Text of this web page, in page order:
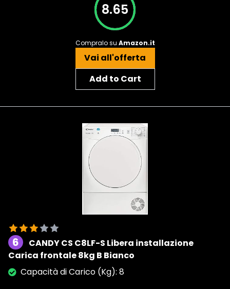
8.65
Compralo su Amazon.it
Vai all'offerta
Add to Cart
6
CANDY CS C8LF-S Libera installazione
Carica frontale 8kg B Bianco
Capacità di Carico (Kg): 8